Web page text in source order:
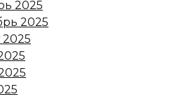
2025
2025
2025